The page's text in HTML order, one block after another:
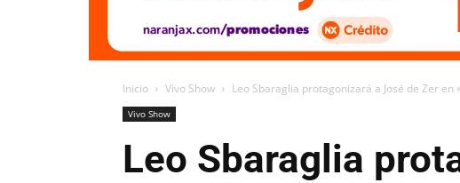
Inicio Vivo Show Leo Sbaraglia protagonizará a José de Zer en
Vivo Show
Leo Sbaraglia